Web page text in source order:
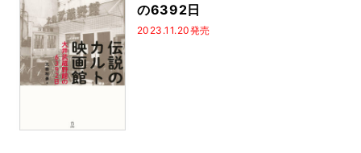
の6392日
2023.11.20発売